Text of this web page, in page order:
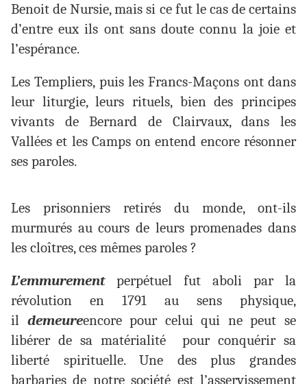
Benoit de Nursie, mais si ce fut le cas de certains
d’entre eux ils ont sans doute connu la joie et
l’espérance.
Les Templiers, puis les Francs-Maçons ont dans
leur liturgie, leurs rituels, bien des principes
vivants de Bernard de Clairvaux, dans les
Vallées et les Camps on entend encore résonner
ses paroles.
Les prisonniers retirés du monde, ont-ils
murmurés au cours de leurs promenades dans
les cloîtres, ces mêmes paroles ?
L’emmurement perpétuel fut aboli par la
révolution en 1791 au sens physique,
il demeureencore pour celui qui ne peut se
libérer de sa matérialité pour conquérir sa
liberté spirituelle. Une des plus grandes
barbaries de notre société est l’asservissement